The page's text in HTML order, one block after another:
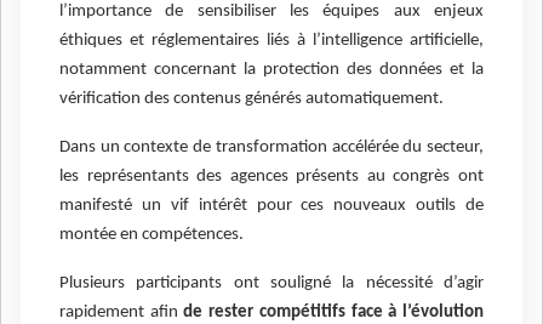
l’importance de sensibiliser les équipes aux enjeux
éthiques et réglementaires liés à l’intelligence artificielle,
notamment concernant la protection des données et la
vérification des contenus générés automatiquement.
Dans un contexte de transformation accélérée du secteur,
les représentants des agences présents au congrès ont
manifesté un vif intérêt pour ces nouveaux outils de
montée en compétences.
Plusieurs participants ont souligné la nécessité d’agir
rapidement afinde rester compétitifs face à l’évolution